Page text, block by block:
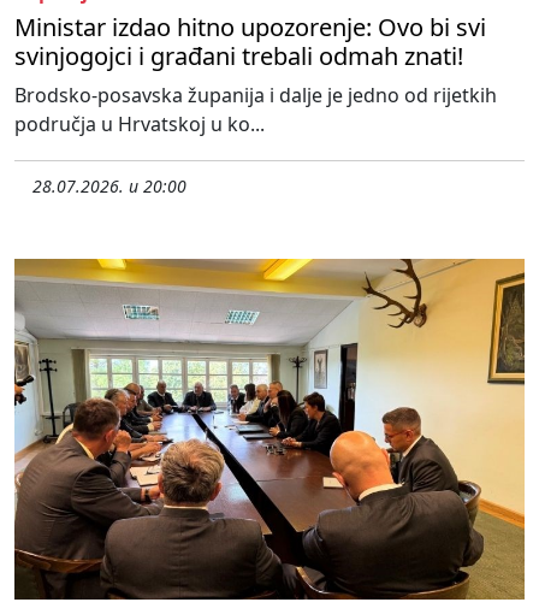
Ministar izdao hitno upozorenje: Ovo bi svi
svinjogojci i građani trebali odmah znati!
Brodsko-posavska županija i dalje je jedno od rijetkih
područja u Hrvatskoj u ko...
28.07.2026. u 20:00